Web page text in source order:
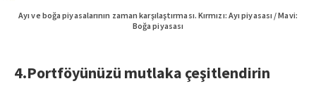
Ayı ve boğa piyasalarının zaman karşılaştırması. Kırmızı: Ayı piyasası / Mavi:
Boğa piyasası
4.Portföyünüzü mutlaka çeşitlendirin